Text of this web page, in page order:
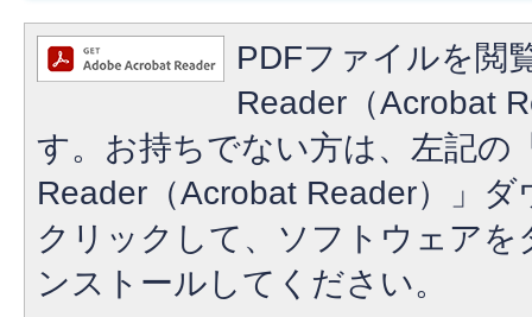
PDFファイルを閲
Reader（Acrobat
す。お持ちでない方は、左記の
Reader（Acrobat Reader）」
クリックして、ソフトウェア
ンストールしてください。